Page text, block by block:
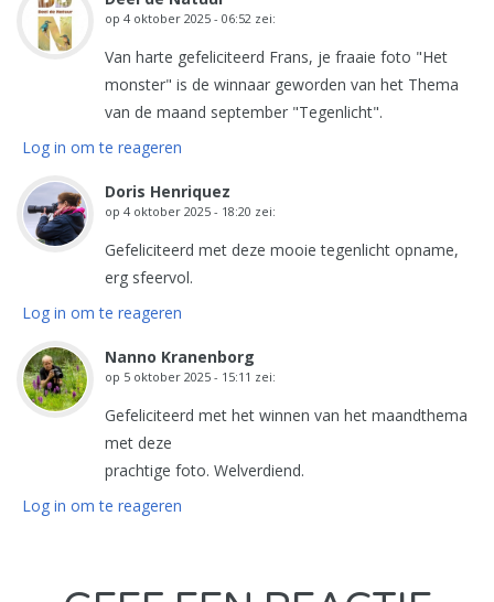
op 4 oktober 2025 - 06:52 zei:
Van harte gefeliciteerd Frans, je fraaie foto "Het
monster" is de winnaar geworden van het Thema
van de maand september "Tegenlicht".
Log in om te reageren
Doris Henriquez
op 4 oktober 2025 - 18:20 zei:
Gefeliciteerd met deze mooie tegenlicht opname,
erg sfeervol.
Log in om te reageren
Nanno Kranenborg
op 5 oktober 2025 - 15:11 zei:
Gefeliciteerd met het winnen van het maandthema
met deze
prachtige foto. Welverdiend.
Log in om te reageren